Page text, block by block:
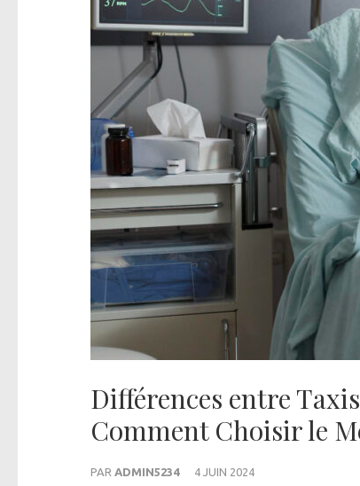
Différences entre
Comment Choisir le
PAR ADMIN5234 4 JUIN 2024